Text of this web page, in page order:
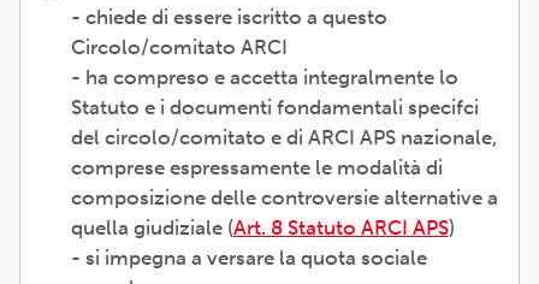
- chiede di essere iscritto a questo
Circolo/comitato ARCI
- ha compreso e accetta integralmente lo
Statuto e i documenti fondamentali specifci
del circolo/comitato e di ARCI APS nazionale,
comprese espressamente le modalità di
composizione delle controversie alternative a
quella giudiziale (Art. 8 Statuto ARCI APS)
- si impegna a versare la quota sociale